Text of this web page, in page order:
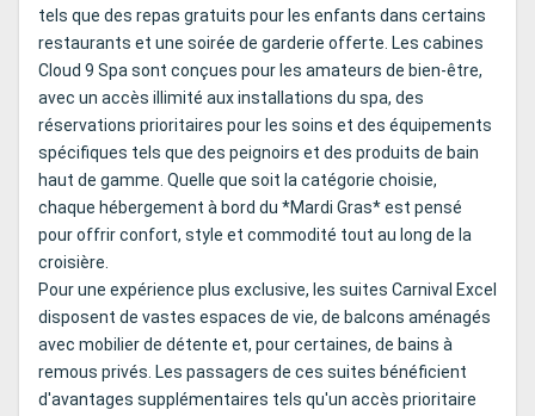
tels que des repas gratuits pour les enfants dans certains
restaurants et une soirée de garderie offerte. Les cabines
Cloud 9 Spa sont conçues pour les amateurs de bien-être,
avec un accès illimité aux installations du spa, des
réservations prioritaires pour les soins et des équipements
spécifiques tels que des peignoirs et des produits de bain
haut de gamme. Quelle que soit la catégorie choisie,
chaque hébergement à bord du *Mardi Gras* est pensé
pour offrir confort, style et commodité tout au long de la
croisière.
Pour une expérience plus exclusive, les suites Carnival Excel
disposent de vastes espaces de vie, de balcons aménagés
avec mobilier de détente et, pour certaines, de bains à
remous privés. Les passagers de ces suites bénéficient
d'avantages supplémentaires tels qu'un accès prioritaire